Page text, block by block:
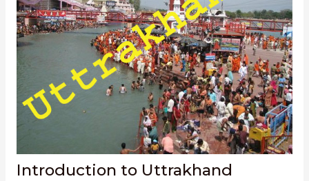
Introduction to Uttrakhand